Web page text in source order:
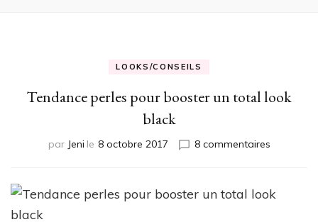
LOOKS/CONSEILS
Tendance perles pour booster un total look
black
par Jeni le 8 octobre 2017 8 commentairessur
pour